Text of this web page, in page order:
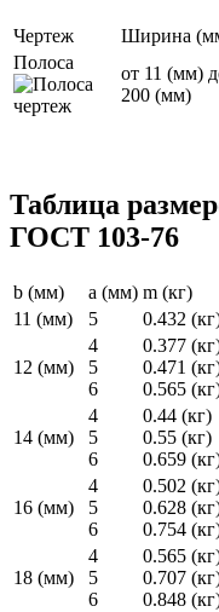
Чертеж Ширина
Полоса
от 11 (мм)
200 (мм)
Таблица
ГОСТ 103-76
b (мм) a (мм) m (кг)
11 (мм)
5 0.432
12 (мм)
4
5
6
0.377
0.471
0.565
14 (мм)
4
5
6
0.44 (кг)
0.55 (кг)
0.659
16 (мм)
4
5
6
0.502
0.628
0.754
18 (мм)
4
5
6
0.565
0.707
0.848